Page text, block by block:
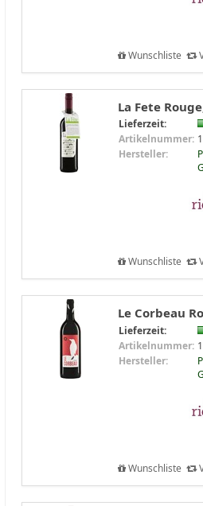
Wunschliste
La Fete
Lieferzeit:
Artikelnummer:
Hersteller:
Wunschliste
Le Corbeau
Lieferzeit:
Artikelnummer:
Hersteller:
Wunschliste